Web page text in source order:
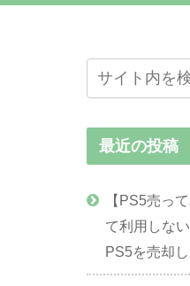
最近の投稿
【PS5売っ
て利用しな
PS5を売却